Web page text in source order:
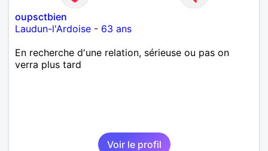
oupsctbien
Laudun-l'Ardoise - 63 ans
En recherche d'une relation, sérieuse ou pas on
verra plus tard
Voir le profil